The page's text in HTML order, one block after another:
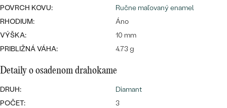
Najpredávanejšie
svadobné
obrúčky
PREZRIEŤ
PODĽA MATERIÁLU
ZLATO
PLATINA
STRIEBRO
S PERLAMI
PODĽA ŠTÝLU
PERSONALIZOVANÉ
SYMBOLICKÉ
POVRCH KOVU:
Ručne maľovaný enamel
RHODIUM:
Áno
VÝŠKA:
10 mm
PRIBLIŽNÁ VÁHA:
4.73 g
Detaily o osadenom drahokame
DRUH:
Diamant
POČET:
3